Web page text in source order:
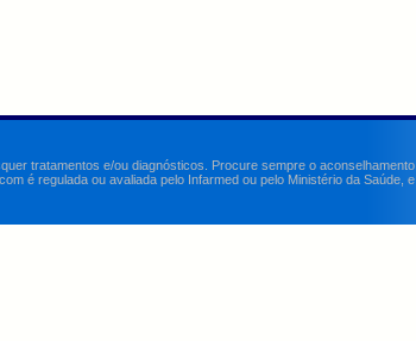
tratamentos e/ou diagnósticos. Procure sempre o
é regulada ou avaliada pelo Infarmed ou pelo Ministério da Saúde,